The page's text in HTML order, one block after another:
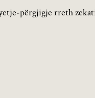
përgjigje rreth